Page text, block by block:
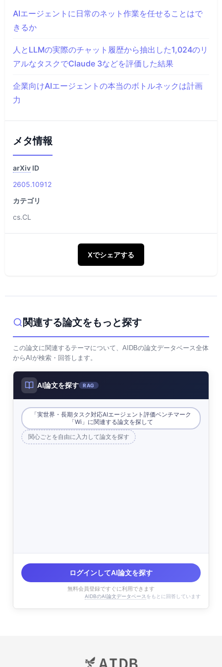
AIエージェントに日常のネット作業を任せることはで
きるか
人とLLMの実際のチャット履歴から抽出した1,024のリ
アルなタスクでClaude 3などを評価した結果
企業向けAIエージェントの本当のボトルネックは計画
力
メタ情報
arXiv ID
2605.10912
カテゴリ
cs.CL
Xでシェアする
関連する論文をもっと探す
この論文に関連するテーマについて、AIDBの論文データベース全体
からAIが検索・回答します。
AI論文を探す RAG
「実世界・長期タスク対応AIエージェント評価ベンチマーク
「Wi」に関連する論文を探して
関心ごとを自由に入力して論文を探す
ログインしてAI論文を探す
無料会員登録ですぐに利用できます
AIDBのAI論文データベース をもとに回答しています